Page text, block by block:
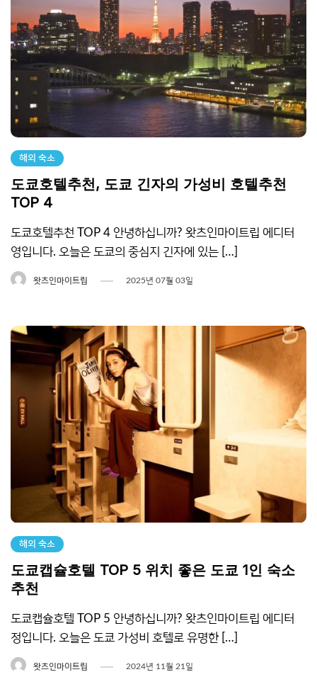
해외 숙소
도쿄호텔추천, 도쿄 긴자의 가성비 호텔추천
TOP 4
도쿄호텔추천 TOP 4 안녕하십니까? 왓츠인마이트립 에디터
영입니다. 오늘은 도쿄의 중심지 긴자에 있는 […]
왓츠인마이트립 2025년 07월 03일
해외 숙소
도쿄캡슐호텔 TOP 5 위치 좋은 도쿄 1인 숙소
추천
도쿄캡슐호텔 TOP 5 안녕하십니까? 왓츠인마이트립 에디터
정입니다. 오늘은 도쿄 가성비 호텔로 유명한 […]
왓츠인마이트립 2024년 11월 21일